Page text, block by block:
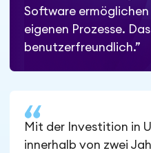
Software ermöglichen
eigenen Prozesse.
benutzerfreundlich.”
Mit der Investition in
innerhalb von zwei